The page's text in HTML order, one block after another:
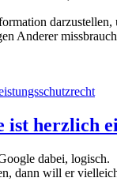
Anderer
herzlich
dabei, logisch.
dann will er